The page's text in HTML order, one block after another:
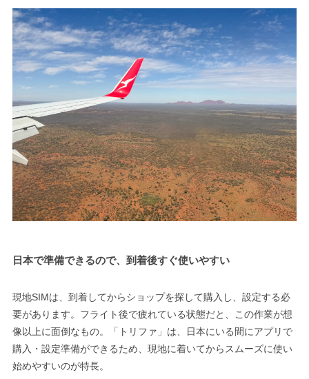
日本で準備できるので、到着後すぐ使いやすい
現地SIMは、到着してからショップを探して購入し、設定する必
要があります。フライト後で疲れている状態だと、この作業が想
像以上に面倒なもの。「トリファ」は、日本にいる間にアプリで
購入・設定準備ができるため、現地に着いてからスムーズに使い
始めやすいのが特長。